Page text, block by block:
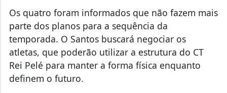
Os quatro foram informados que não fazem mais
parte dos planos para a sequência da
temporada. O Santos buscará negociar os
atletas, que poderão utilizar a estrutura do CT
Rei Pelé para manter a forma física enquanto
definem o futuro.